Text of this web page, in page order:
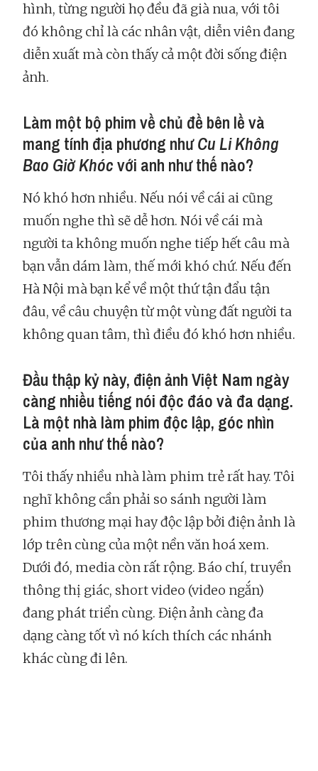
hình, từng người họ đều đã già nua, với tôi
đó không chỉ là các nhân vật, diễn viên đang
diễn xuất mà còn thấy cả một đời sống điện
ảnh.
Làm một bộ phim về chủ đề bên lề và
mang tính địa phương nhưCu Li Không
Bao Giờ Khócvới anh như thế nào?
Nó khó hơn nhiều. Nếu nói về cái ai cũng
muốn nghe thì sẽ dễ hơn. Nói về cái mà
người ta không muốn nghe tiếp hết câu mà
bạn vẫn dám làm, thế mới khó chứ. Nếu đến
Hà Nội mà bạn kể về một thứ tận đẩu tận
đâu, về câu chuyện từ một vùng đất người ta
không quan tâm, thì điều đó khó hơn nhiều.
Đầu thập kỷ này, điện ảnh Việt Nam ngày
càng nhiều tiếng nói độc đáo và đa dạng.
Là một nhà làm phim độc lập, góc nhìn
của anh như thế nào?
Tôi thấy nhiều nhà làm phim trẻ rất hay. Tôi
nghĩ không cần phải so sánh người làm
phim thương mại hay độc lập bởi điện ảnh là
lớp trên cùng của một nền văn hoá xem.
Dưới đó, media còn rất rộng. Báo chí, truyền
thông thị giác, short video (video ngắn)
đang phát triển cùng. Điện ảnh càng đa
dạng càng tốt vì nó kích thích các nhánh
khác cùng đi lên.